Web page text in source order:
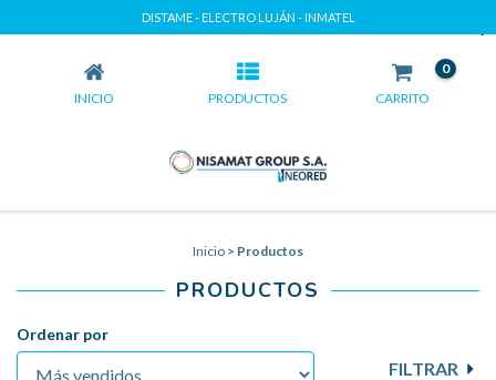
DISTAME - ELECTRO LUJÁN - INMATEL
PRODUCTOS
INICIO PRODUCTOS CARRITO
0
Inicio > Productos
PRODUCTOS
Ordenar por
FILTRAR